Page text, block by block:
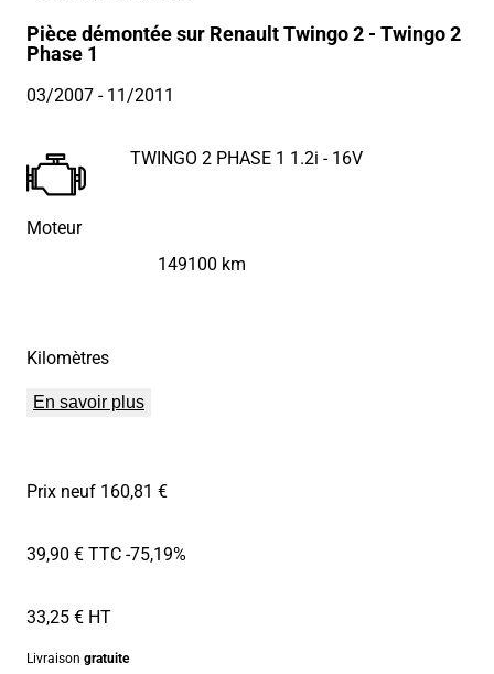
Pièce démontée sur Renault Twingo 2 - Twingo 2
Phase 1
03/2007- 11/2011
Moteur
TWINGO 2 PHASE 1 1.2i - 16V
Kilomètres
149100 km
En savoir plus
Prix neuf 160,81 €
39,90 € TTC-75,19%
33,25 € HT
Livraison gratuite